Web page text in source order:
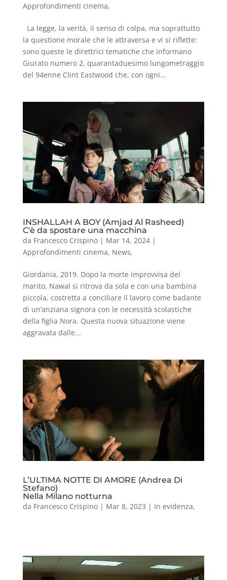
Approfondimenti cinema,
La legge, la verità, il senso di colpa, ma soprattutto
la questione morale che le attraversa e vi si riflette:
sono queste le direttrici tematiche che informano
Giurato numero 2, quarantaduesimo lungometraggio
del 94enne Clint Eastwood che, con ogni...
INSHALLAH A BOY (Amjad Al Rasheed)
C'è da spostare una macchina
da Francesco Crispino| Mar 14, 2024|
Approfondimenti cinema, News,
Giordania, 2019. Dopo la morte improvvisa del
marito, Nawal si ritrova da sola e con una bambina
piccola, costretta a conciliare il lavoro come badante
di un’anziana signora con le necessità scolastiche
della figlia Nora. Questa nuova situazione viene
aggravata dalle...
L’ULTIMA NOTTE DI AMORE (Andrea Di
Stefano)
Nella Milano notturna
da Francesco Crispino| Mar 8, 2023 | In evidenza,